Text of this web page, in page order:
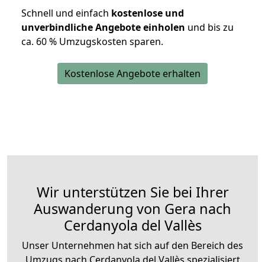
Schnell und einfach kostenlose und
unverbindliche Angebote einholen und bis zu
ca. 60 % Umzugskosten sparen.
Kostenlose Angebote erhalten
Wir unterstützen Sie bei Ihrer
Auswanderung von Gera nach
Cerdanyola del Vallès
Unser Unternehmen hat sich auf den Bereich des